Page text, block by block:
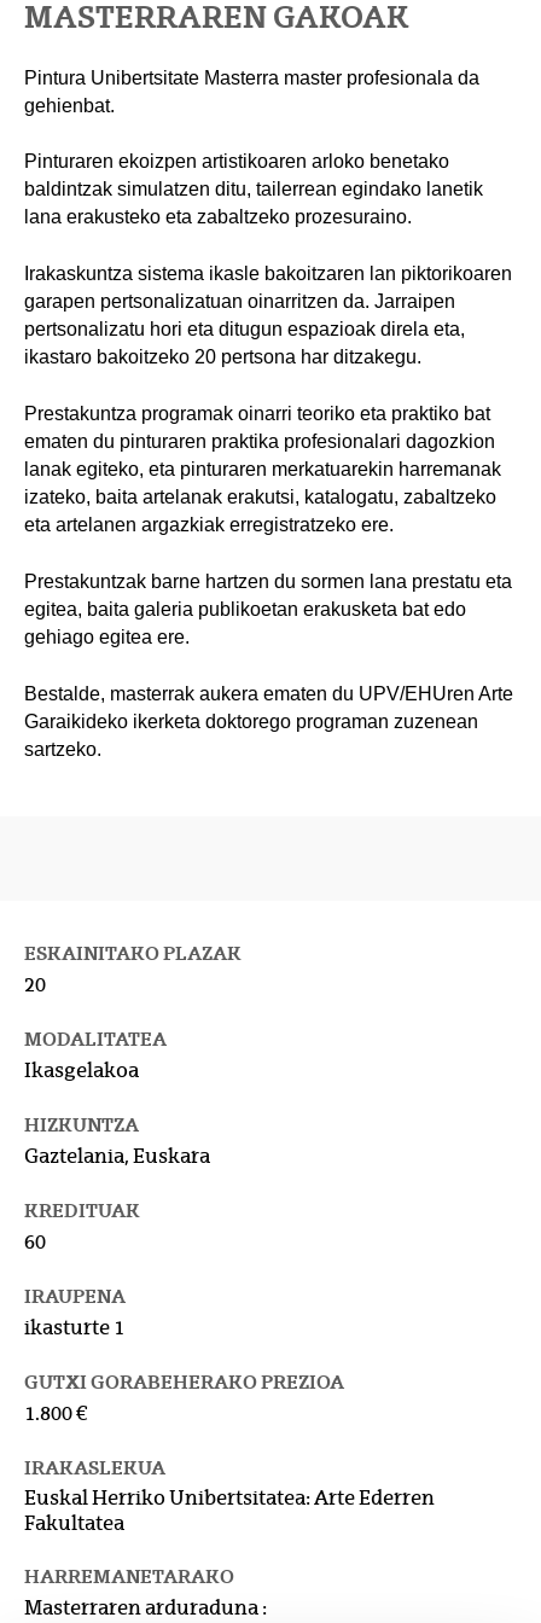
MASTERRAREN GAKOAK
Pintura Unibertsitate Masterra master profesionala da
gehienbat.
Pinturaren ekoizpen artistikoaren arloko benetako
baldintzak simulatzen ditu, tailerrean egindako lanetik
lana erakusteko eta zabaltzeko prozesuraino.
Irakaskuntza sistema ikasle bakoitzaren lan piktorikoaren
garapen pertsonalizatuan oinarritzen da. Jarraipen
pertsonalizatu hori eta ditugun espazioak direla eta,
ikastaro bakoitzeko 20 pertsona har ditzakegu.
Prestakuntza programak oinarri teoriko eta praktiko bat
ematen du pinturaren praktika profesionalari dagozkion
lanak egiteko, eta pinturaren merkatuarekin harremanak
izateko, baita artelanak erakutsi, katalogatu, zabaltzeko
eta artelanen argazkiak erregistratzeko ere.
Prestakuntzak barne hartzen du sormen lana prestatu eta
egitea, baita galeria publikoetan erakusketa bat edo
gehiago egitea ere.
Bestalde, masterrak aukera ematen du UPV/EHUren Arte
Garaikideko ikerketa doktorego programan zuzenean
sartzeko.
ESKAINITAKO PLAZAK
20
MODALITATEA
Ikasgelakoa
HIZKUNTZA
Gaztelania, Euskara
KREDITUAK
60
IRAUPENA
ikasturte 1
GUTXI GORABEHERAKO PREZIOA
1.800 €
IRAKASLEKUA
Euskal Herriko Unibertsitatea: Arte Ederren
Fakultatea
HARREMANETARAKO
Masterraren arduraduna :